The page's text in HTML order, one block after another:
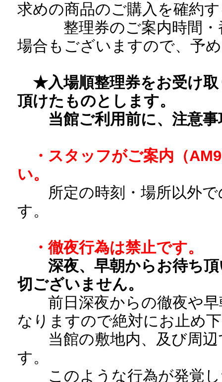
求めの商品のご購入を確約
整理券のご案内時間・番
場合もございますので、予
★入場順整理券をお受け取
頂けたものとします。
当館ご利用前に、注意事
・スタッフがご案内（
い。
所定の時刻・場所以外で
す。
・徹夜行為は禁止です。
深夜、早朝からお待ち
切ございません。
前日深夜からの徹夜や早
なりますので絶対にお止め
当館の敷地内、及び周辺
す。
このような行為が発覚し